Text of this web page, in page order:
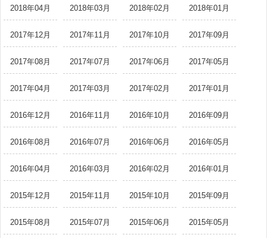
2018年04月 2018年03月 2018年02月 2018年01月
2017年12月 2017年11月 2017年10月 2017年09月
2017年08月 2017年07月 2017年06月 2017年05月
2017年04月 2017年03月 2017年02月 2017年01月
2016年12月 2016年11月 2016年10月 2016年09月
2016年08月 2016年07月 2016年06月 2016年05月
2016年04月 2016年03月 2016年02月 2016年01月
2015年12月 2015年11月 2015年10月 2015年09月
2015年08月 2015年07月 2015年06月 2015年05月